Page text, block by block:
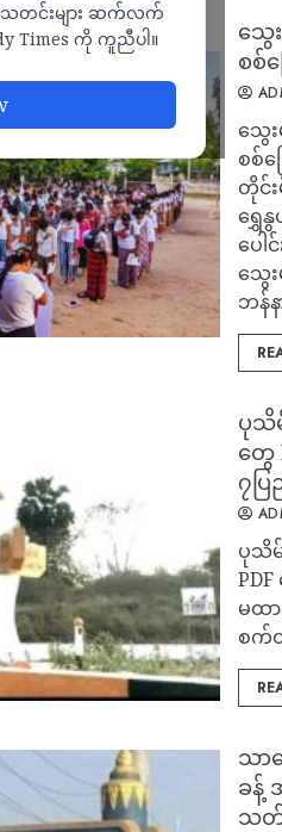
တင်းများ ဆက်လက်
Times ကို ကူညီပါ။
သွေ
စစ်
သွေ
စစ်က
တိုင်
ရွှေ
ပေါ
သွေး
ဘန်န
ပုသိ
တွေ
၇ပ
ပုသိ
မထာ
စက်
သာ
ခန့်
သတ်